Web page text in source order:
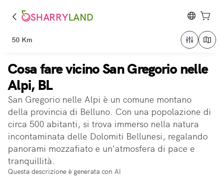
SHARRYLAND
50 Km
Cosa fare vicino San Gregorio nelle
Alpi, BL
San Gregorio nelle Alpi è un comune montano
della provincia di Belluno. Con una popolazione di
circa 500 abitanti, si trova immerso nella natura
incontaminata delle Dolomiti Bellunesi, regalando
panorami mozzafiato e un'atmosfera di pace e
tranquillità.
Questa descrizione è generata con AI